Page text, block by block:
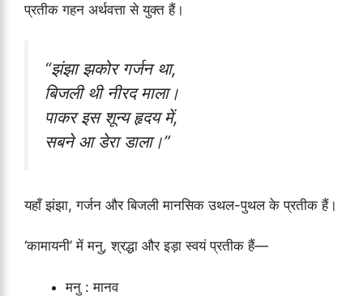
प्रतीक गहन अर्थवत्ता से युक्त हैं।
“झंझा झकोर गर्जन था,
बिजली थी नीरद माला।
पाकर इस शून्य हृदय में,
सबने आ डेरा डाला।”
यहाँ झंझा, गर्जन और बिजली मानसिक उथल-पुथल के प्रतीक हैं।
‘कामायनी’ में मनु, श्रद्धा और इड़ा स्वयं प्रतीक हैं—
मनु : मानव